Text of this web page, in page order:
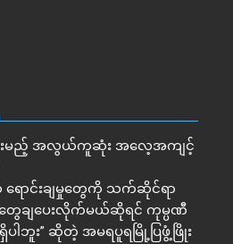
ည့် အလွယ်ကူဆုံး အလေ့အကျင့်
ောင်းချမှုတွေကို သက်ဆိုင်ရာ
ေချပေးလိုက်မယ်ဆိုရင် ကုမ္ပဏီ
း” ဆိုတဲ့ အမရပူရမြို့ပြဖွံ့ဖြိုး